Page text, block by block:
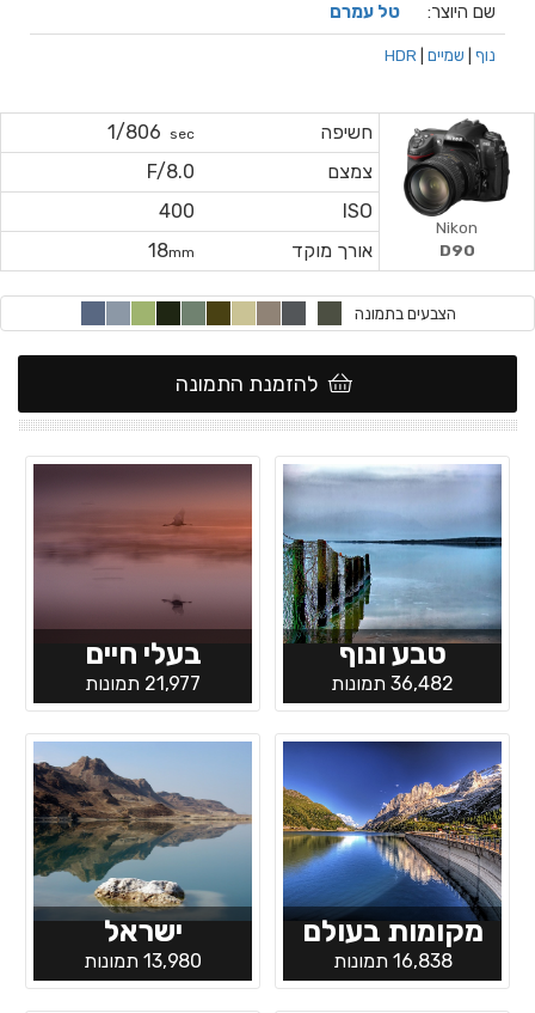
שם היוצר: טל עמרם
נוף שמיים HDR
חשיפה sec
1/806
צמצם
F/8.0
ISO
400
אורך מוקד
18mm
Nikon
D90
הצבעים בתמונה
להזמנת התמונה
טבע ונוף
36,482 תמונות
בעלי חיים
21,977 תמונות
מקומות בעולם
16,838 תמונות
ישראל
13,980 תמונות